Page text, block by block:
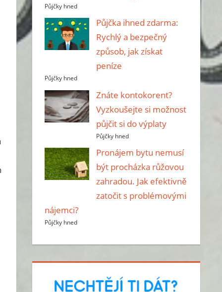
Půjčky hned
Půjčka ihned zdarma:
Rychlý a bezpečný
způsob, jak získat
peníze
Půjčky hned
Znáte kontokorent?
Vyzkoušejte si možnost
půjčit si do výplaty
Půjčky hned
Pronájem bytu nemusí
být procházka růžovou
zahradou. Jak efektivně
zatočit s problémovými
nájemci?
Půjčky hned